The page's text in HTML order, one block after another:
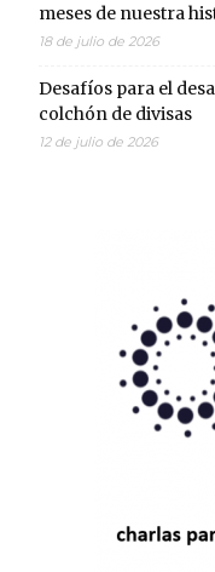
meses de nuestra
18 de julio de 2026
Desafíos para el
colchón de divisas
12 de julio de 2026